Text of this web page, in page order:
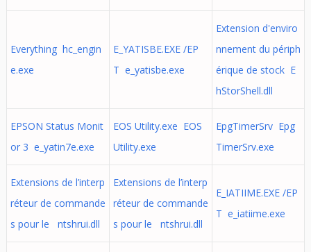
Everything hc_engin
e.exe
E_YATISBE.EXE /EP
T e_yatisbe.exe
Extension d'enviro
nnement du périph
érique de stock E
hStorShell.dll
EPSON Status Monit
or 3 e_yatin7e.exe
EOS Utility.exe EOS
Utility.exe
EpgTimerSrv Epg
TimerSrv.exe
Extensions de l’interp
réteur de commande
s pour le ntshrui.dll
Extensions de l’interp
réteur de commande
s pour le ntshrui.dll
E_IATIIME.EXE /EP
T e_iatiime.exe